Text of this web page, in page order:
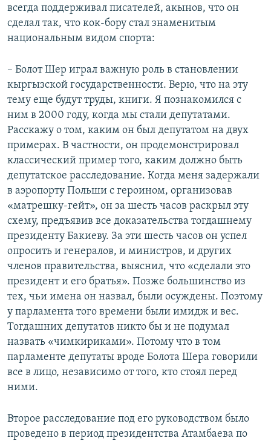
всегда поддерживал писателей, акынов, что он
сделал так, что кок-бору стал знаменитым
национальным видом спорта:
– Болот Шер играл важную роль в становлении
кыргызской государственности. Верю, что на эту
тему еще будут труды, книги. Я познакомился с
ним в 2000 году, когда мы стали депутатами.
Расскажу о том, каким он был депутатом на двух
примерах. В частности, он продемонстрировал
классический пример того, каким должно быть
депутатское расследование. Когда меня задержали
в аэропорту Польши с героином, организовав
«матрешку-гейт», он за шесть часов раскрыл эту
схему, предъявив все доказательства тогдашнему
президенту Бакиеву. За эти шесть часов он успел
опросить и генералов, и министров, и других
членов правительства, выяснил, что «сделали это
президент и его братья». Позже большинство из
тех, чьи имена он назвал, были осуждены. Поэтому
у парламента того времени были имидж и вес.
Тогдашних депутатов никто бы и не подумал
назвать «чимкириками». Потому что в том
парламенте депутаты вроде Болота Шера говорили
все в лицо, независимо от того, кто стоял перед
ними.
Второе расследование под его руководством было
проведено в период президентства Атамбаева по